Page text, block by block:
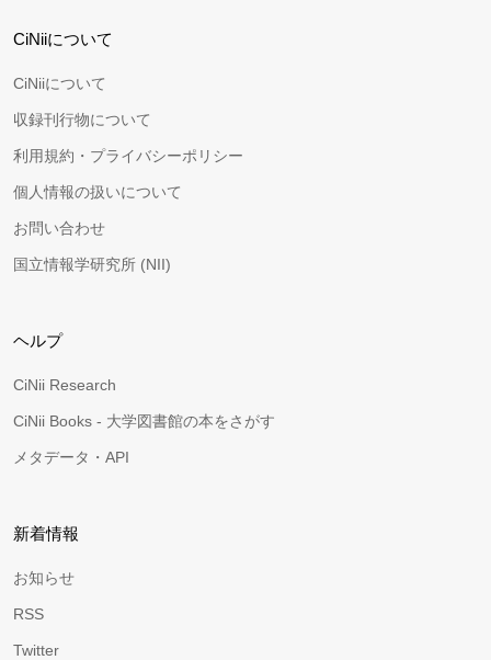
CiNiiについて
CiNiiについて
収録刊行物について
利用規約・プライバシーポリシー
個人情報の扱いについて
お問い合わせ
国立情報学研究所 (NII)
ヘルプ
CiNii Research
CiNii Books - 大学図書館の本をさがす
メタデータ・API
新着情報
お知らせ
RSS
Twitter